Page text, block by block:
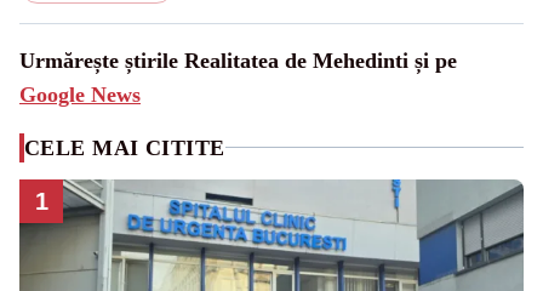
Urmărește știrile Realitatea de Mehedinti și pe
Google News
CELE MAI CITITE
1